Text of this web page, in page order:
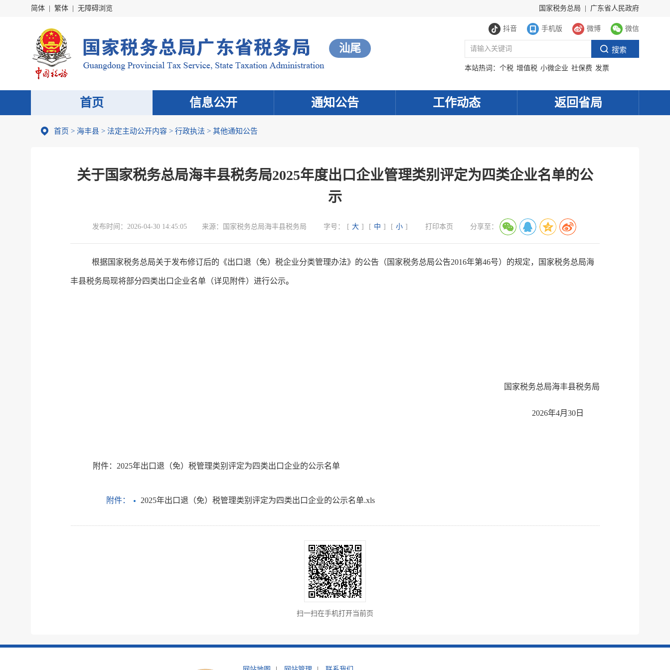
简体 繁体 无障碍浏览 国家税务总局 广东省人民政府
抖音 手机版 微博 微信
汕尾
本站热词： 个税 增值税 小微企业 社保费 发票
首页 信息公开 通知公告 工作动态 返回省局
首页 > 海丰县 > 法定主动公开内容 > 行政执法 > 其他通知公告
关于国家税务总局海丰县税务局2025年度出口企业管理类别评定为四类企业名单的公
示
发布时间： 2026-04-30 14:45:05 来源： 国家税务总局海丰县税务局 字号： [ 大 ] [ 中 ] [ 小 ] 打印本页 分享至：
根据国家税务总局关于发布修订后的《出口退（免）税企业分类管理办法》的公告 （ 国家税务总局公告2016年第46号）的规定，国家税务总局海
丰县税务局现将部分四类出口企业名单（详见附件）进行公示。
国家税务总局海丰县税务局
2026年4月30日
附件： 2025年出口退（免）税管理类别评定为四类出口企业的公示名单
附件： 2025年出口退（免）税管理类别评定为四类出口企业的公示名单.xls
扫一扫在手机打开当前页